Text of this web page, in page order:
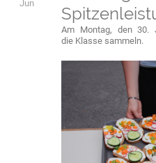
Jun
Am Montag, den 30.
die Klasse sammeln.